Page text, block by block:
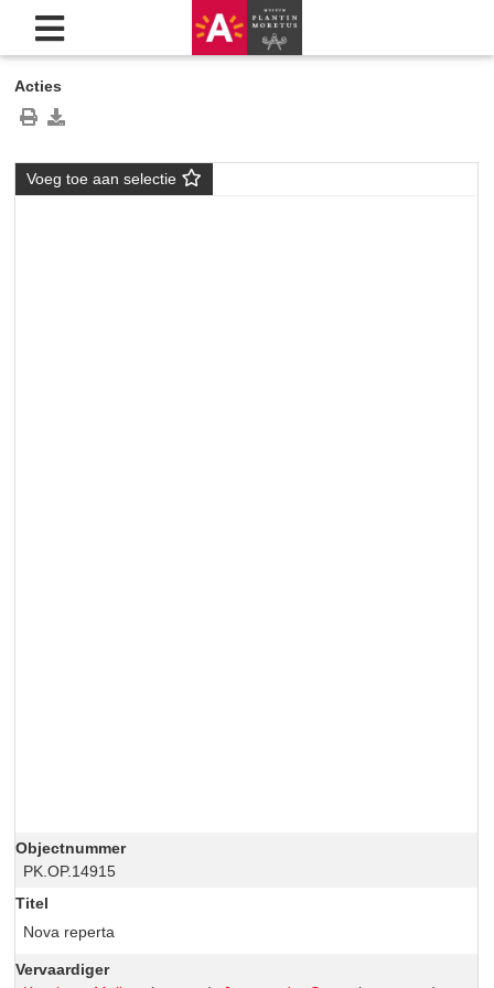
Acties
Voeg toe aan selectie
Objectnummer
PK.OP.14915
Titel
Nova reperta
Vervaardiger